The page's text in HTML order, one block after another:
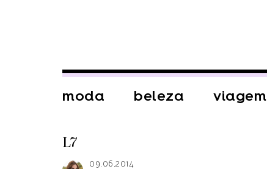
moda beleza viagem
L7
09.06.2014